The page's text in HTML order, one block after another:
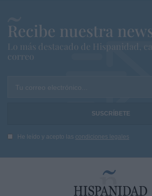
Recibe nuestra
Lo más destacado de Hispanidad,
correo
Tu correo electrónico...
He leído y acepto las condiciones legales